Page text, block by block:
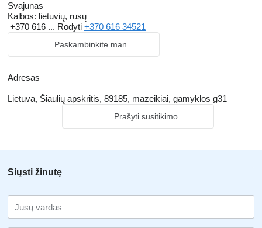
Svajunas
Kalbos: lietuvių, rusų
+370 616 ... Rodyti +370 616 34521
Paskambinkite man
Adresas
Lietuva, Šiaulių apskritis, 89185, mazeikiai, gamyklos g31
Prašyti susitikimo
Siųsti žinutę